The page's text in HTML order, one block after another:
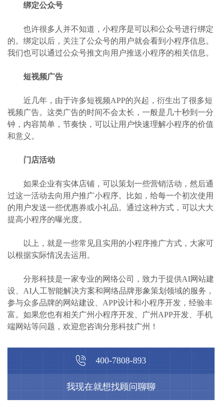
绑定公众号
也许很多人并不知道，小程序是可以和公众号进行绑定
的。绑定以后，关注了公众号的用户就会看到小程序信息。
我们也可以通过公众号推文向用户推送小程序的相关信息。
短视频广告
近几年，由于许多短视频APP的兴起，衍生出了很多短
视频广告。这类广告的时间不会太长，一般是几十秒到一分
钟，内容简单，节奏快，可以让用户快速理解小程序的价值
和意义。
门店活动
如果企业有实体店铺，可以策划一些营销活动，然后通
过这一活动去向用户推广小程序。比如，给每一个初次使用
的用户发送一些优惠券或小礼品。通过这种方式，可以大大
提高小程序的曝光度。
以上，就是一些常见且实用的小程序推广方式，大家可
以根据实际情况去运用。
分形科技是一家专业的网络公司，致力于提供AI网站建
设、AI人工智能解决方案和网络品牌形象策划领域的服务，
参与众多品牌的网站建设、APP设计和小程序开发，经验丰
富。如果您也有相关广州小程序开发、广州APP开发、手机
端网站等问题，欢迎您咨询分形科技广州！
400-7808-893
我现在就想找顾问聊聊